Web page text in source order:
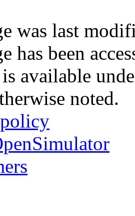
was last
has been
available
noted.